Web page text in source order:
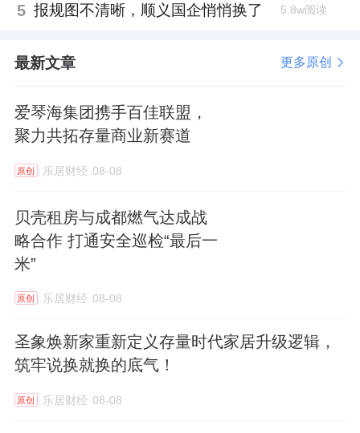
5 报规图不清晰，顺义国企悄悄换了 5.8w阅读
最新文章 更多原创
爱琴海集团携手百佳联盟，
聚力共拓存量商业新赛道
原创 乐居财经 08-08
贝壳租房与成都燃气达成战
略合作 打通安全巡检“最后一
米”
原创 乐居财经 08-08
圣象焕新家重新定义存量时代家居升级逻辑，
筑牢说换就换的底气！
原创 乐居财经 08-08